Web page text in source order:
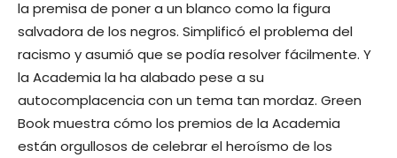
la premisa de poner a un blanco como la figura
salvadora de los negros. Simplificó el problema del
racismo y asumió que se podía resolver fácilmente. Y
la Academia la ha alabado pese a su
autocomplacencia con un tema tan mordaz. Green
Book muestra cómo los premios de la Academia
están orgullosos de celebrar el heroísmo de los